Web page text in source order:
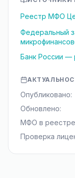
Реестр МФО
Федеральный
Банк России —
Опубликовано:
Обновлено:
МФО в
Проверка